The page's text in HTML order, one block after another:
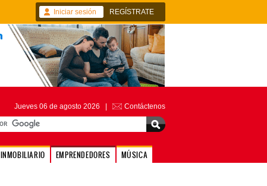
Iniciar sesión REGÍSTRATE
Jueves 06 de agosto 2026 | Contáctenos
INMOBILIARIO EMPRENDEDORES MÚSICA